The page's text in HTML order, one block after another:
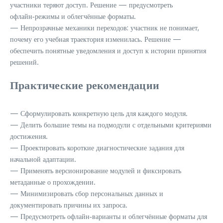
участники теряют доступ. Решение — предусмотреть
офлайн‑режимы и облегчённые форматы.
— Непрозрачные механики переходов: участник не понимает,
почему его учебная траектория изменилась. Решение —
обеспечить понятные уведомления и доступ к истории принятия
решений.
Практические рекомендации
— Сформулировать конкретную цель для каждого модуля.
— Делить большие темы на подмодули с отдельными критериями
достижения.
— Проектировать короткие диагностические задания для
начальной адаптации.
— Применять версионирование модулей и фиксировать
метаданные о прохождении.
— Минимизировать сбор персональных данных и
документировать причины их запроса.
— Предусмотреть офлайн‑варианты и облегчённые форматы для